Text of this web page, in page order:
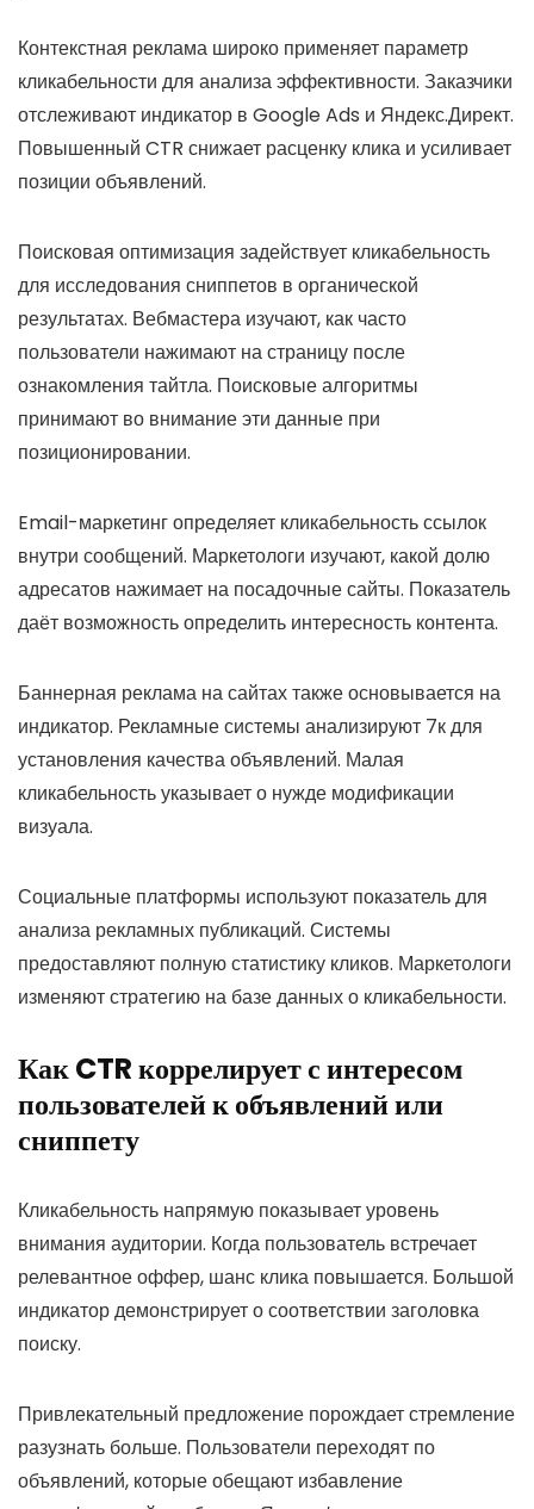
Контекстная реклама широко применяет параметр
кликабельности для анализа эффективности. Заказчики
отслеживают индикатор в Google Ads и Яндекс.Директ.
Повышенный CTR снижает расценку клика и усиливает
позиции объявлений.
Поисковая оптимизация задействует кликабельность
для исследования сниппетов в органической
результатах. Вебмастера изучают, как часто
пользователи нажимают на страницу после
ознакомления тайтла. Поисковые алгоритмы
принимают во внимание эти данные при
позиционировании.
Email-маркетинг определяет кликабельность ссылок
внутри сообщений. Маркетологи изучают, какой долю
адресатов нажимает на посадочные сайты. Показатель
даёт возможность определить интересность контента.
Баннерная реклама на сайтах также основывается на
индикатор. Рекламные системы анализируют 7к для
установления качества объявлений. Малая
кликабельность указывает о нужде модификации
визуала.
Социальные платформы используют показатель для
анализа рекламных публикаций. Системы
предоставляют полную статистику кликов. Маркетологи
изменяют стратегию на базе данных о кликабельности.
Как CTR коррелирует с интересом
пользователей к объявлений или
сниппету
Кликабельность напрямую показывает уровень
внимания аудитории. Когда пользователь встречает
релевантное оффер, шанс клика повышается. Большой
индикатор демонстрирует о соответствии заголовка
поиску.
Привлекательный предложение порождает стремление
разузнать больше. Пользователи переходят по
объявлений, которые обещают избавление